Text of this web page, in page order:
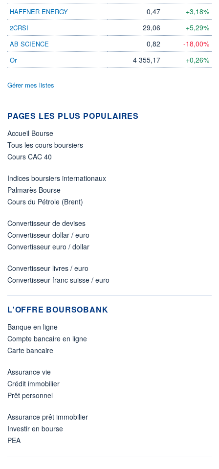
BAISSE
36,731
HAUSSE
-
PER ESTIMÉ
0,00 EUR
DERNIER
DIVIDENDE
ÉLIGIBILITÉ
Boursobank
HAFFNER ENERGY 0,47 +3,18%
2CRSI 29,06 +5,29%
AB SCIENCE 0,82 -18,00%
Or 4 355,17 +0,26%
Gérer mes listes
PAGES LES PLUS POPULAIRES
Accueil Bourse
Tous les cours boursiers
Cours CAC 40
Indices boursiers internationaux
Palmarès Bourse
Cours du Pétrole (Brent)
Convertisseur de devises
Convertisseur dollar / euro
Convertisseur euro / dollar
Convertisseur livres / euro
Convertisseur franc suisse / euro
L'OFFRE BOURSOBANK
Banque en ligne
Compte bancaire en ligne
Carte bancaire
Assurance vie
Crédit immobilier
Prêt personnel
Assurance prêt immobilier
Investir en bourse
PEA